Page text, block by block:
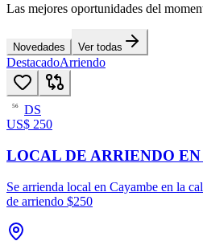
Las mejores oportunidades del
Novedades Ver todas
DestacadoArriendo
56
DS
US$ 250
LOCAL DE ARRIENDO
Se arrienda local en Cayambe en la
de arriendo $250